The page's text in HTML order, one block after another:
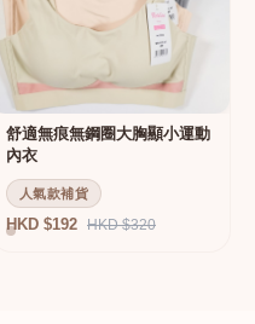
舒適無痕無鋼圈大胸顯小運動
內衣
人氣款補貨
HKD $192 HKD $320